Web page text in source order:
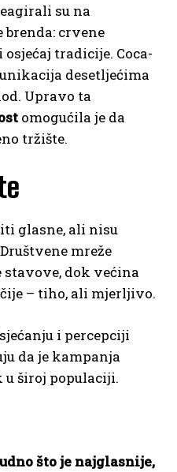
su na
crvene
tradicije. Coca-
desetljećima
Upravo ta
omogućila je da
tržište.
glasne, ali nisu
mreže
dok većina
– tiho, ali mjerljivo.
i percepciji
da je kampanja
široj populaciji.
što je najglasnije,